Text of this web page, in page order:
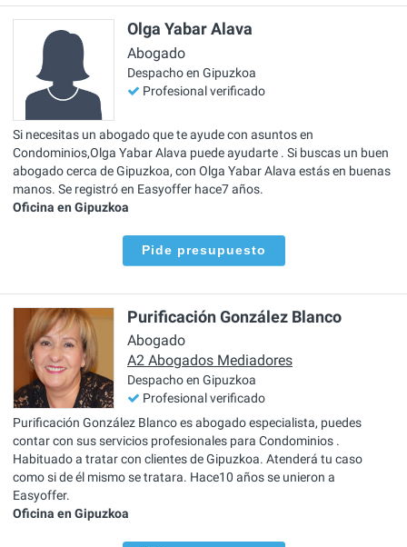
Olga Yabar Alava
Abogado
Despacho en Gipuzkoa
Profesional verificado
Si necesitas un abogado que te ayude con asuntos en
Condominios,Olga Yabar Alava puede ayudarte . Si buscas un buen
abogado cerca de Gipuzkoa, con Olga Yabar Alava estás en buenas
manos. Se registró en Easyoffer hace7 años.
Oficina en Gipuzkoa
Pide presupuesto
Purificación González Blanco
Abogado
A2 Abogados Mediadores
Despacho en Gipuzkoa
Profesional verificado
Purificación González Blanco es abogado especialista, puedes
contar con sus servicios profesionales para Condominios .
Habituado a tratar con clientes de Gipuzkoa. Atenderá tu caso
como si de él mismo se tratara. Hace10 años se unieron a
Easyoffer.
Oficina en Gipuzkoa